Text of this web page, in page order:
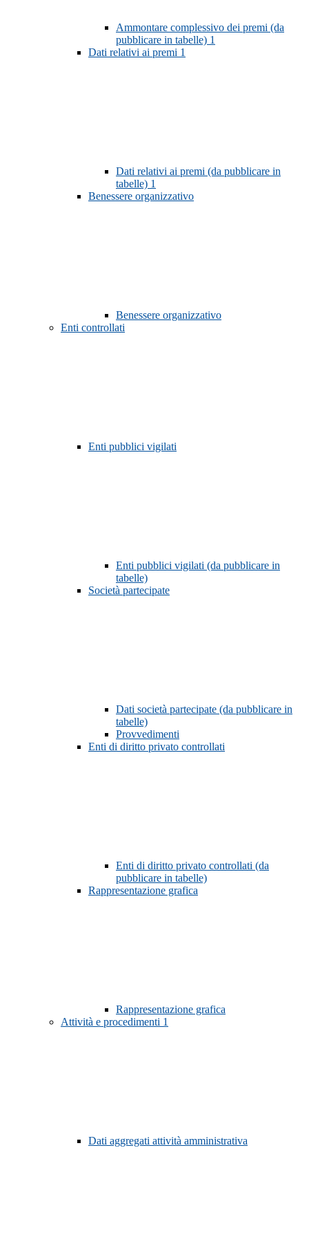
Ammontare complessivo dei premi (da
pubblicare in tabelle) 1
Dati relativi ai premi 1
Dati relativi ai premi (da pubblicare in
tabelle) 1
Benessere organizzativo
Benessere organizzativo
Enti controllati
Enti pubblici vigilati
Enti pubblici vigilati (da pubblicare in
tabelle)
Società partecipate
Dati società partecipate (da pubblicare in
tabelle)
Provvedimenti
Enti di diritto privato controllati
Enti di diritto privato controllati (da
pubblicare in tabelle)
Rappresentazione grafica
Rappresentazione grafica
Attività e procedimenti 1
Dati aggregati attività amministrativa